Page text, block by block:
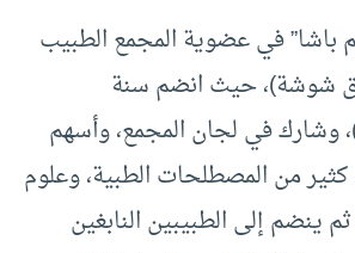
باشا” في عضوية المجمع الطبيب
شوشة)، حيث انضم سنة
وشارك في لجان المجمع، وأسهم
من المصطلحات الطبية، وعلوم
ثم ينضم إلى الطبيبين النابغين